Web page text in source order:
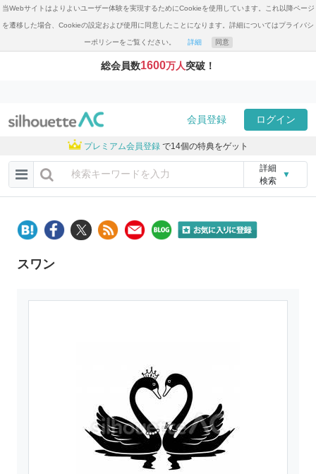
当Webサイトはよりよいユーザー体験を実現するためにCookieを使用しています。これ以降ページ
を遷移した場合、Cookieの設定および使用に同意したことになります。詳細についてはプライバシ
ーポリシーをご覧ください。 詳細 同意
総会員数1600万人突破！
会員登録 ログイン
プレミアム会員登録 で14個の特典をゲット
詳細
検索
▼
スワン